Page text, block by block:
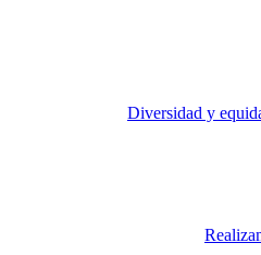
Diversidad y